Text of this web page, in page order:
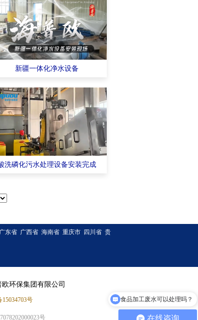
新疆一体化净水设备
洗磷化污水处理设备安装完成
广东省 广西省 海南省 重庆市 四川省 贵
环保集团有限公司
15034703号
号 在线咨询
食品加工废水可以处理吗？